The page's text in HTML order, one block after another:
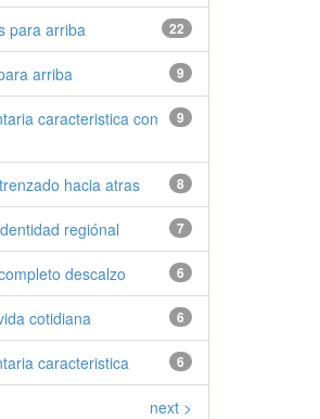
22
para arriba
9
arriba
9
caracteristica con
8
hacia atras
7
regiónal
6
descalzo
6
cotidiana
6
caracteristica
next >